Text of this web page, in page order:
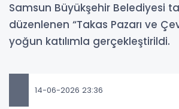
Samsun Büyükşehir Belediyesi
düzenlenen “Takas Pazarı ve
yoğun katılımla gerçekleştirildi.
14-06-2026 23:36